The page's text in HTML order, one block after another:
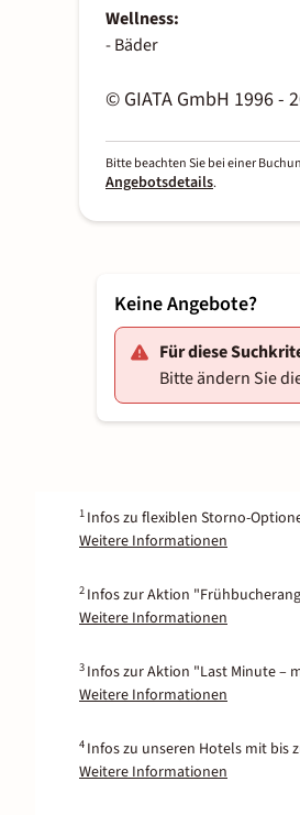
Wellness:
- Bäder
© GIATA GmbH 1996 -
Bitte beachten Sie bei einer
Angebotsdetails.
Keine Angebote?
Für diese
Bitte ändern Sie
1 Infos zu flexiblen Storno-
Weitere Informationen
2 Infos zur Aktion
Weitere Informationen
3 Infos zur Aktion "Last Minute –
Weitere Informationen
4 Infos zu unseren Hotels mit bis
Weitere Informationen